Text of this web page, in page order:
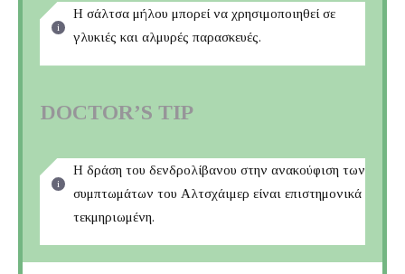
Η σάλτσα μήλου μπορεί να χρησιμοποιηθεί σε
γλυκιές και αλμυρές παρασκευές.
DOCTOR’S TIP
Η δράση του δενδρολίβανου στην ανακούφιση των
συμπτωμάτων του Αλτσχάιμερ είναι επιστημονικά
τεκμηριωμένη.